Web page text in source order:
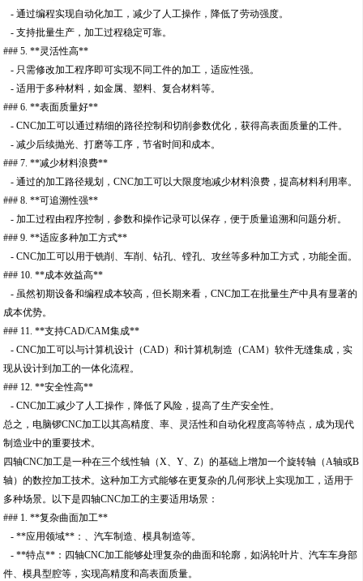
- 通过编程实现自动化加工，减少了人工操作，降低了劳动强度。
- 支持批量生产，加工过程稳定可靠。
### 5. **灵活性高**
- 只需修改加工程序即可实现不同工件的加工，适应性强。
- 适用于多种材料，如金属、塑料、复合材料等。
### 6. **表面质量好**
- CNC加工可以通过精细的路径控制和切削参数优化，获得高表面质量的工件。
- 减少后续抛光、打磨等工序，节省时间和成本。
### 7. **减少材料浪费**
- 通过的加工路径规划，CNC加工可以大限度地减少材料浪费，提高材料利用率。
### 8. **可追溯性强**
- 加工过程由程序控制，参数和操作记录可以保存，便于质量追溯和问题分析。
### 9. **适应多种加工方式**
- CNC加工可以用于铣削、车削、钻孔、镗孔、攻丝等多种加工方式，功能全面。
### 10. **成本效益高**
- 虽然初期设备和编程成本较高，但长期来看，CNC加工在批量生产中具有显著的
成本优势。
### 11. **支持CAD/CAM集成**
- CNC加工可以与计算机设计（CAD）和计算机制造（CAM）软件无缝集成，实
现从设计到加工的一体化流程。
### 12. **安全性高**
- CNC加工减少了人工操作，降低了风险，提高了生产安全性。
总之，电脑锣CNC加工以其高精度、率、灵活性和自动化程度高等特点，成为现代
制造业中的重要技术。
四轴CNC加工是一种在三个线性轴（X、Y、Z）的基础上增加一个旋转轴（A轴或B
轴）的数控加工技术。这种加工方式能够在更复杂的几何形状上实现加工，适用于
多种场景。以下是四轴CNC加工的主要适用场景：
### 1. **复杂曲面加工**
- **应用领域**：、汽车制造、模具制造等。
- **特点**：四轴CNC加工能够处理复杂的曲面和轮廓，如涡轮叶片、汽车车身部
件、模具型腔等，实现高精度和高表面质量。